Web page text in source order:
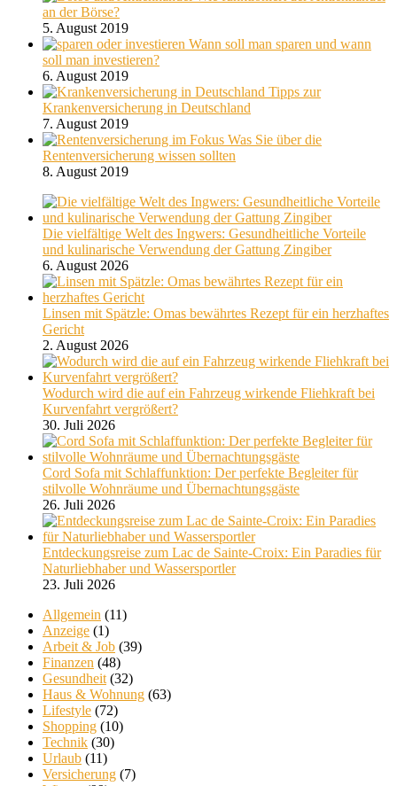
an der Börse?
5. August 2019
Wann soll man sparen und wann
soll man investieren?
6. August 2019
Tipps zur
Krankenversicherung in Deutschland
7. August 2019
Was Sie über die
Rentenversicherung wissen sollten
8. August 2019
Die vielfältige Welt des Ingwers: Gesundheitliche Vorteile
und kulinarische Verwendung der Gattung Zingiber
6. August 2026
Linsen mit Spätzle: Omas bewährtes Rezept für ein herzhaftes
Gericht
2. August 2026
Wodurch wird die auf ein Fahrzeug wirkende Fliehkraft bei
Kurvenfahrt vergrößert?
30. Juli 2026
Cord Sofa mit Schlaffunktion: Der perfekte Begleiter für
stilvolle Wohnräume und Übernachtungsgäste
26. Juli 2026
Entdeckungsreise zum Lac de Sainte-Croix: Ein Paradies für
Naturliebhaber und Wassersportler
23. Juli 2026
Allgemein (11)
Anzeige (1)
Arbeit & Job (39)
Finanzen (48)
Gesundheit (32)
Haus & Wohnung (63)
Lifestyle (72)
Shopping (10)
Technik (30)
Urlaub (11)
Versicherung (7)